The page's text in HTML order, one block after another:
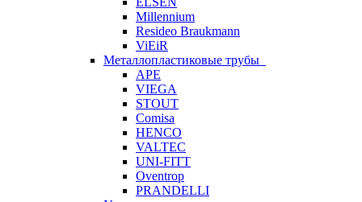
Millennium
Resideo Braukmann
ViEiR
Металлопластиковые трубы
APE
VIEGA
STOUT
Comisa
HENCO
VALTEC
UNI-FITT
Oventrop
PRANDELLI